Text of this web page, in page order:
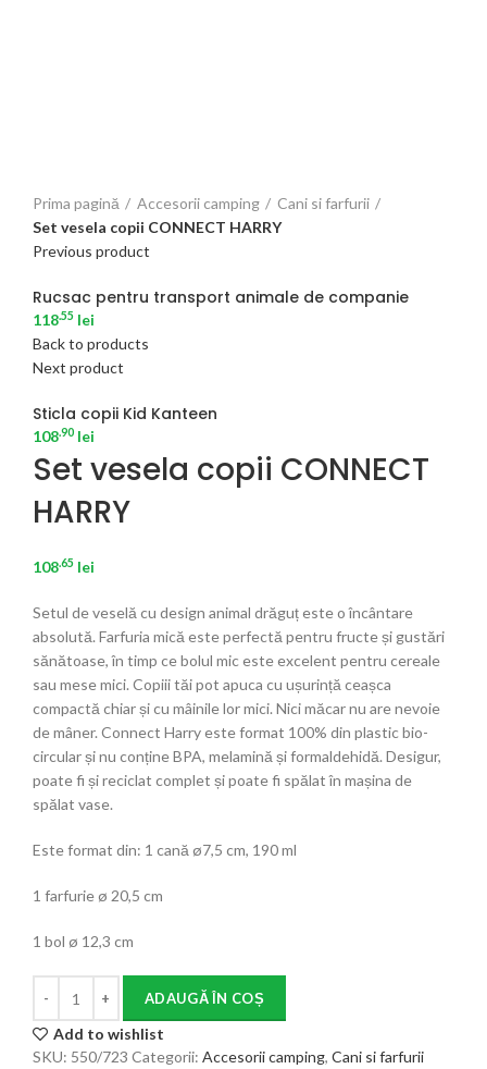
Prima pagină Accesorii camping
Cani si farfurii
Set vesela copii CONNECT HARRY
Previous product
Rucsac pentru transport animale de companie
118.55 lei
Back to products
Next product
Sticla copii Kid Kanteen
108.90 lei
Set vesela copii CONNECT
HARRY
108.65 lei
Setul de veselă cu design animal drăguț este o încântare
absolută. Farfuria mică este perfectă pentru fructe și gustări
sănătoase, în timp ce bolul mic este excelent pentru cereale
sau mese mici. Copiii tăi pot apuca cu ușurință ceașca
compactă chiar și cu mâinile lor mici. Nici măcar nu are nevoie
de mâner. Connect Harry este format 100% din plastic bio-
circular și nu conține BPA, melamină și formaldehidă. Desigur,
poate fi și reciclat complet și poate fi spălat în mașina de
spălat vase.
Este format din: 1 cană ø7,5 cm, 190 ml
1 farfurie ø 20,5 cm
1 bol ø 12,3 cm
ADAUGĂ ÎN COȘ
Add to wishlist
SKU: 550/723 Categorii: Accesorii camping, Cani si farfurii